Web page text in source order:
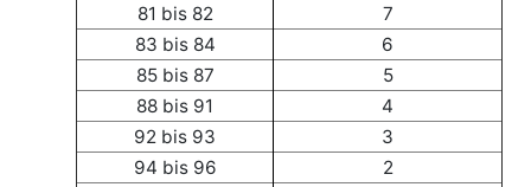
81 bis 82
7
83 bis 84
6
85 bis 87
5
88 bis 91
4
92 bis 93
3
94 bis 96
2